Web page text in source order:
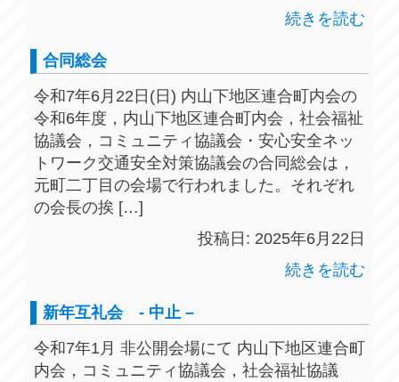
続きを読む
合同総会
令和7年6月22日(日) 内山下地区連合町内会の
令和6年度，内山下地区連合町内会，社会福祉
協議会，コミュニティ協議会・安心安全ネッ
トワーク交通安全対策協議会の合同総会は，
元町二丁目の会場で行われました。それぞれ
の会長の挨 […]
投稿日: 2025年6月22日
続きを読む
新年互礼会 - 中止 –
令和7年1月 非公開会場にて 内山下地区連合町
内会，コミュニティ協議会，社会福祉協議